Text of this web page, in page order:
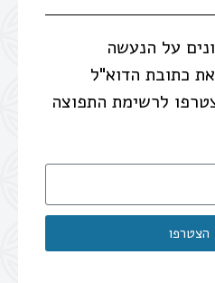
על הנעשה
כתובת הדוא"ל
לרשימת התפוצה
הצטרפו